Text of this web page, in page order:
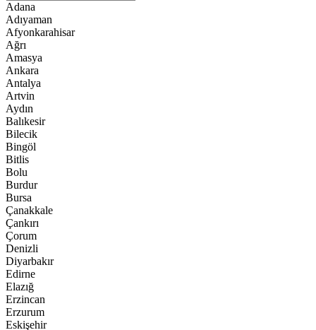
Adana
Adıyaman
Afyonkarahisar
Ağrı
Amasya
Ankara
Antalya
Artvin
Aydın
Balıkesir
Bilecik
Bingöl
Bitlis
Bolu
Burdur
Bursa
Çanakkale
Çankırı
Çorum
Denizli
Diyarbakır
Edirne
Elazığ
Erzincan
Erzurum
Eskişehir